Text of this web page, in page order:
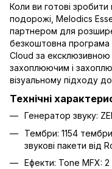
Коли ви готові зробити
подорожі, Melodics
партнером для
безкоштовна програма
Cloud за
захоплюючим і
візуальному підходу
Технічні
Генератор звуку:
Тембри: 1154
звукові пакети від
Ефекти: Tone MFX: